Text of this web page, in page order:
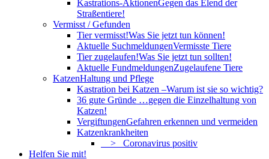
Kastrations-AktionenGegen das Elend der
Straßentiere!
Vermisst / Gefunden
Tier vermisst!Was Sie jetzt tun können!
Aktuelle SuchmeldungenVermisste Tiere
Tier zugelaufen!Was Sie jetzt tun sollten!
Aktuelle FundmeldungenZugelaufene Tiere
KatzenHaltung und Pflege
Kastration bei Katzen –Warum ist sie so wichtig?
36 gute Gründe …gegen die Einzelhaltung von
Katzen!
VergiftungenGefahren erkennen und vermeiden
Katzenkrankheiten
> Coronavirus positiv
Helfen Sie mit!